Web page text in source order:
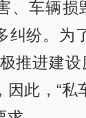
、车辆损
纠纷。为
推进建
因此，“私